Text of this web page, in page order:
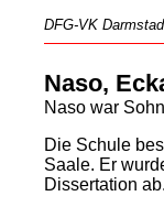
DFG-VK
Naso,
Naso war
Die Schule
Saale. Er
Dissertation